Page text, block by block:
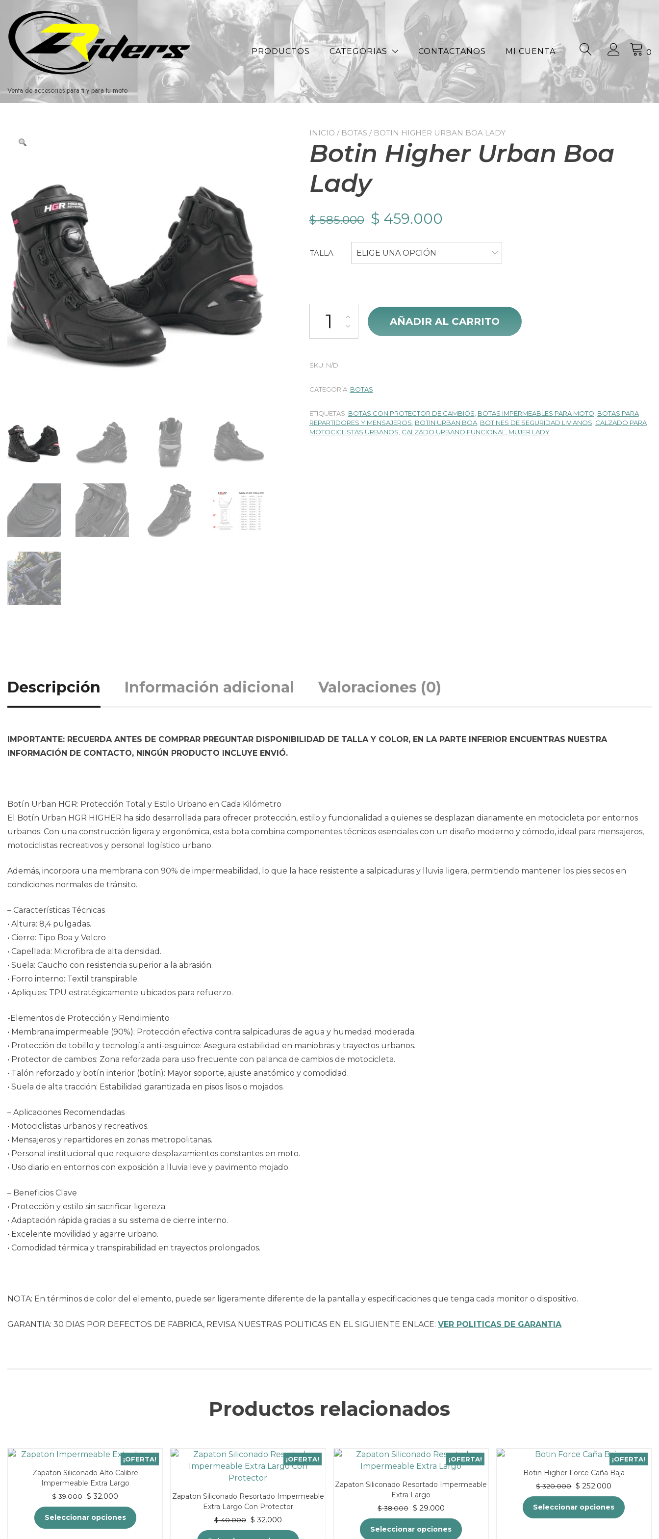
contenido
Venta de accesorios para ti y para tu moto
PRODUCTOS CATEGORIAS CONTACTANOS MI CUENTA 0
INICIO / BOTAS / BOTIN HIGHER URBAN BOA LADY
Botin Higher Urban Boa
Lady
$585.000 El
precio
original
$ 585.000.
$ 459.000
precio
actual
$ 459.000.
TALLA ELIGE UNA OPCIÓN
Botin Higher Urban Boa Lady cantidad
AÑADIR AL CARRITO
SKU: N/D
CATEGORÍA: BOTAS
ETIQUETAS: BOTAS CON PROTECTOR DE CAMBIOS BOTAS IMPERMEABLES PARA MOTO BOTAS PARA
REPARTIDORES Y MENSAJEROS BOTIN URBAN BOA, BOTINES DE SEGURIDAD LIVIANOS CALZADO PARA
MOTOCICLISTAS URBANOS CALZADO URBANO FUNCIONAL MUJER LADY
Descripción Información adicional Valoraciones (0)
IMPORTANTE: RECUERDA ANTES DE COMPRAR PREGUNTAR DISPONIBILIDAD DE TALLA Y COLOR, EN LA PARTE INFERIOR ENCUENTRAS NUESTRA
INFORMACIÓN DE CONTACTO, NINGÚN PRODUCTO INCLUYE ENVIÓ.
Botín Urban HGR: Protección Total y Estilo Urbano en Cada Kilómetro
El Botín Urban HGR HIGHER ha sido desarrollada para ofrecer protección, estilo y funcionalidad a quienes se desplazan diariamente en motocicleta por entornos
urbanos. Con una construcción ligera y ergonómica, esta bota combina componentes técnicos esenciales con un diseño moderno y cómodo, ideal para mensajeros,
motociclistas recreativos y personal logístico urbano.
Además, incorpora una membrana con 90% de impermeabilidad, lo que la hace resistente a salpicaduras y lluvia ligera, permitiendo mantener los pies secos en
condiciones normales de tránsito.
– Características Técnicas
• Altura: 8,4 pulgadas.
• Cierre: Tipo Boa y Velcro
• Capellada: Microfibra de alta densidad.
• Suela: Caucho con resistencia superior a la abrasión.
• Forro interno: Textil transpirable.
• Apliques: TPU estratégicamente ubicados para refuerzo.
-Elementos de Protección y Rendimiento
• Membrana impermeable (90%): Protección efectiva contra salpicaduras de agua y humedad moderada.
• Protección de tobillo y tecnología anti-esguince: Asegura estabilidad en maniobras y trayectos urbanos.
• Protector de cambios: Zona reforzada para uso frecuente con palanca de cambios de motocicleta.
• Talón reforzado y botín interior (botín): Mayor soporte, ajuste anatómico y comodidad.
• Suela de alta tracción: Estabilidad garantizada en pisos lisos o mojados.
– Aplicaciones Recomendadas
• Motociclistas urbanos y recreativos.
• Mensajeros y repartidores en zonas metropolitanas.
• Personal institucional que requiere desplazamientos constantes en moto.
• Uso diario en entornos con exposición a lluvia leve y pavimento mojado.
– Beneficios Clave
• Protección y estilo sin sacrificar ligereza.
• Adaptación rápida gracias a su sistema de cierre interno.
• Excelente movilidad y agarre urbano.
• Comodidad térmica y transpirabilidad en trayectos prolongados.
NOTA: En términos de color del elemento, puede ser ligeramente diferente de la pantalla y especificaciones que tenga cada monitor o dispositivo.
GARANTIA: 30 DIAS POR DEFECTOS DE FABRICA, REVISA NUESTRAS POLITICAS EN EL SIGUIENTE ENLACE: VER POLITICAS DE GARANTIA
Productos relacionados
¡OFERTA!
Zapaton Siliconado Alto Calibre
Impermeable Extra Largo
$39.000 El
precio
original
era:
$ 32.000
precio
actual
es:
Seleccionar opciones
¡OFERTA!
Zapaton Siliconado Resortado Impermeable
Extra Largo Con Protector
$40.000 El
precio
$ 32.000El
precio
¡OFERTA!
Zapaton Siliconado Resortado Impermeable
Extra Largo
$38.000 El
precio
original
$ 29.000El
precio
actual
Seleccionar opciones
¡OFERTA!
Botin Higher Force Caña Baja
$320.000 El
precio
original
era:
$ 252.000
precio
actual
es:
Seleccionar opciones